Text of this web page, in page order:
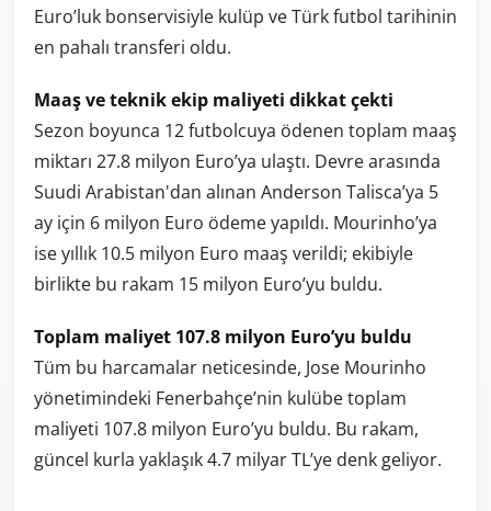
Euro’luk bonservisiyle kulüp ve Türk futbol tarihinin
en pahalı transferi oldu.
Maaş ve teknik ekip maliyeti dikkat çekti
Sezon boyunca 12 futbolcuya ödenen toplam maaş
miktarı 27.8 milyon Euro’ya ulaştı. Devre arasında
Suudi Arabistan'dan alınan Anderson Talisca’ya 5
ay için 6 milyon Euro ödeme yapıldı. Mourinho’ya
ise yıllık 10.5 milyon Euro maaş verildi; ekibiyle
birlikte bu rakam 15 milyon Euro’yu buldu.
Toplam maliyet 107.8 milyon Euro’yu buldu
Tüm bu harcamalar neticesinde, Jose Mourinho
yönetimindeki Fenerbahçe’nin kulübe toplam
maliyeti 107.8 milyon Euro’yu buldu. Bu rakam,
güncel kurla yaklaşık 4.7 milyar TL’ye denk geliyor.